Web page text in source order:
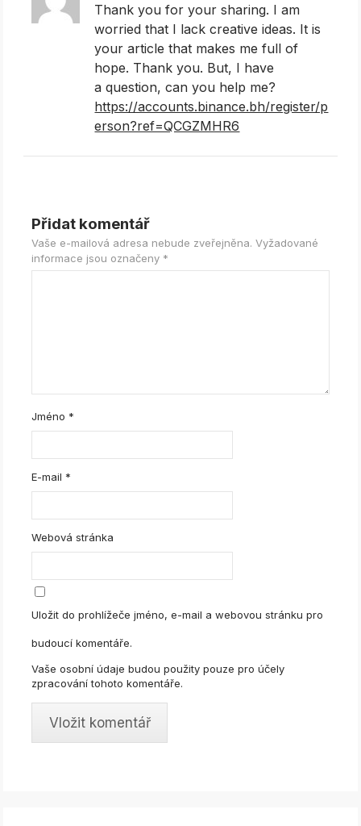
Thank you for your sharing. I am
worried that I lack creative ideas. It is
your article that makes me full of
hope. Thank you. But, I have
a question, can you help me?
https://accounts.binance.bh/register/p
erson?ref=QCGZMHR6
Přidat komentář
Vaše e-mailová adresa nebude zveřejněna. Vyžadované
informace jsou označeny *
Jméno *
E-mail *
Webová stránka
Uložit do prohlížeče jméno, e-mail a webovou stránku pro
budoucí komentáře.
Vaše osobní údaje budou použity pouze pro účely
zpracování tohoto komentáře.